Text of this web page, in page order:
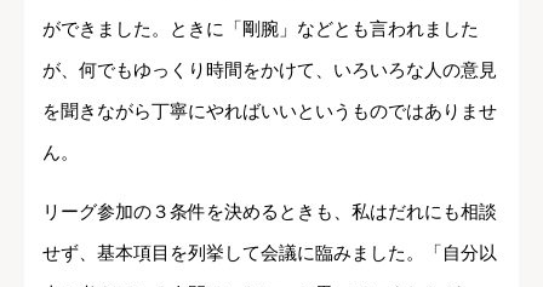
ができました。ときに「剛腕」などとも言われました
が、何でもゆっくり時間をかけて、いろいろな人の意見
を聞きながら丁寧にやればいいというものではありませ
ん。
リーグ参加の３条件を決めるときも、私はだれにも相談
せず、基本項目を列挙して会議に臨みました。「自分以